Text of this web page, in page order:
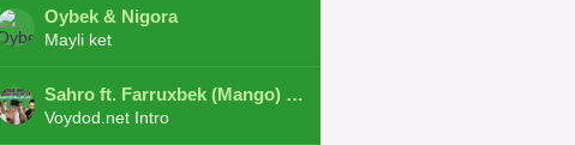
Oybek & Nigora
Mayli ket
Sahro ft. Farruxbek (Mango) ft. Shaxboz ft. Navruz and Zarba ft. DJ.JoHa
Voydod.net Intro